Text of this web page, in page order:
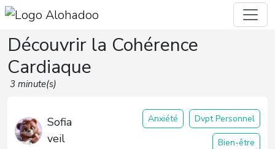
Découvrir la Cohérence
Cardiaque
3 minute(s)
Sofia
veil
Anxiété Dvpt Personnel
Bien-être